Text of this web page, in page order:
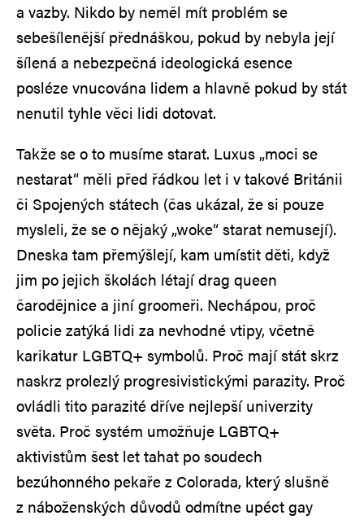
a vazby. Nikdo by neměl mít problém se
sebešílenější přednáškou, pokud by nebyla její
šílená a nebezpečná ideologická esence
posléze vnucována lidem a hlavně pokud by stát
nenutil tyhle věci lidi dotovat.
Takže se o to musíme starat. Luxus „moci se
nestarat“ měli před řádkou let i v takové Británii
či Spojených státech (čas ukázal, že si pouze
mysleli, že se o nějaký „woke“ starat nemusejí).
Dneska tam přemýšlejí, kam umístit děti, když
jim po jejich školách létají drag queen
čarodějnice a jiní groomeři. Nechápou, proč
policie zatýká lidi za nevhodné vtipy, včetně
karikatur LGBTQ+ symbolů. Proč mají stát skrz
naskrz prolezlý progresivistickými parazity. Proč
ovládli tito parazité dříve nejlepší univerzity
světa. Proč systém umožňuje LGBTQ+
aktivistům šest let tahat po soudech
bezúhonného pekaře z Colorada, který slušně
z náboženských důvodů odmítne upéct gay